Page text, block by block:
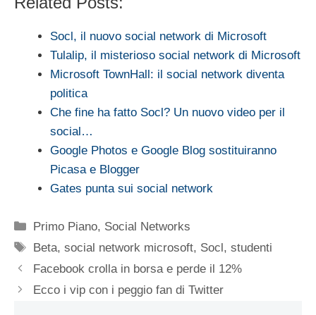
Socl, il nuovo social network di Microsoft
Tulalip, il misterioso social network di Microsoft
Microsoft TownHall: il social network diventa
politica
Che fine ha fatto Socl? Un nuovo video per il
social…
Google Photos e Google Blog sostituiranno
Picasa e Blogger
Gates punta sui social network
Categorie
Primo Piano, Social Networks
Tag
Beta,social network microsoft, Socl,studenti
Facebook crolla in borsa e perde il 12%
Ecco i vip con i peggio fan di Twitter